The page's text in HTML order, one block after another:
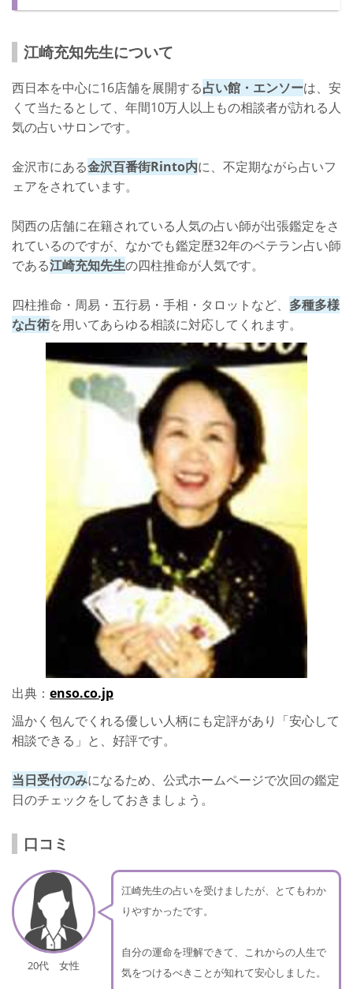
江崎充知先生について
西日本を中心に16店舗を展開する占い館・エンソーは、安
くて当たるとして、年間10万人以上もの相談者が訪れる人
気の占いサロンです。
金沢市にある金沢百番街Rinto内に、不定期ながら占いフ
ェアをされています。
関西の店舗に在籍されている人気の占い師が出張鑑定をさ
れているのですが、なかでも鑑定歴32年のベテラン占い師
である江崎充知先生の四柱推命が人気です。
四柱推命・周易・五行易・手相・タロットなど、 多種多様
な占術を用いてあらゆる相談に対応してくれます。
出典： enso.co.jp
温かく包んでくれる優しい人柄にも定評があり「安心して
相談できる」と、好評です。
当日受付のみになるため、公式ホームページで次回の鑑定
日のチェックをしておきましょう。
口コミ
20代 女性
江崎先生の占いを受けましたが、とてもわか
りやすかったです。
自分の運命を理解できて、これからの人生で
気をつけるべきことが知れて安心しました。